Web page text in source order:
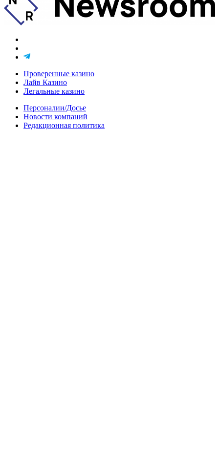
Проверенные казино
Лайв Казино
Легальные казино
Персоналии/Досье
Новости компаний
Редакционная политика